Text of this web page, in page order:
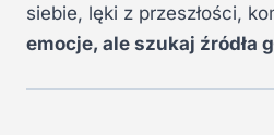
siebie, lęki z przeszłości,
emocje, ale szukaj źródła